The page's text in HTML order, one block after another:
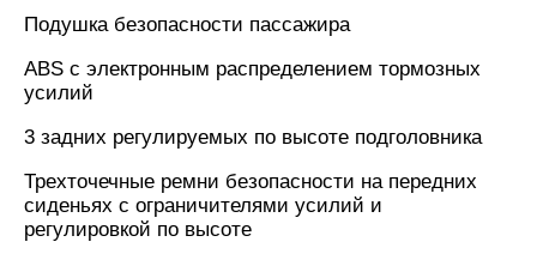
Подушка безопасности пассажира
ABS с электронным распределением тормозных
усилий
3 задних регулируемых по высоте подголовника
Трехточечные ремни безопасности на передних
сиденьях с ограничителями усилий и
регулировкой по высоте